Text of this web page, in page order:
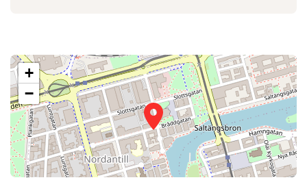
+
−